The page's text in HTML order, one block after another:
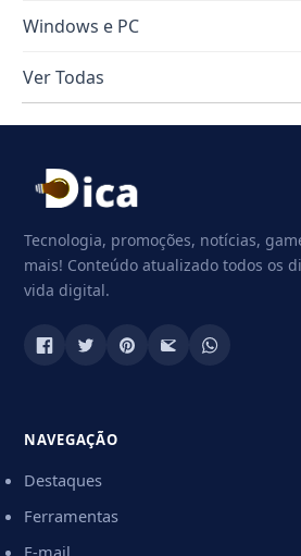
Windows e PC
Ver Todas
Tecnologia, promoções, notícias,
mais! Conteúdo atualizado todos os
vida digital.
NAVEGAÇÃO
Destaques
Ferramentas